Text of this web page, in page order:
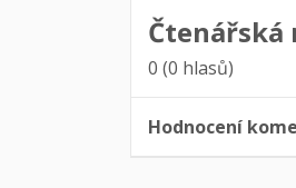
Čtenářská
0 (0 hlasů)
Hodnocení